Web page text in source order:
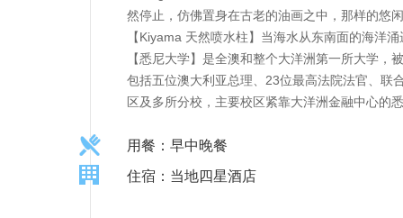
然停止，仿佛置身在古老的油画之中，那样的悠
【Kiyama 天然喷水柱】当海水从东南面的海洋
【悉尼大学】是全澳和整个大洋洲第一所大学
包括五位澳大利亚总理、23位最高法院法官、联
区及多所分校，主要校区紧靠大洋洲金融中心的
用餐：早中晚餐
住宿：当地四星酒店